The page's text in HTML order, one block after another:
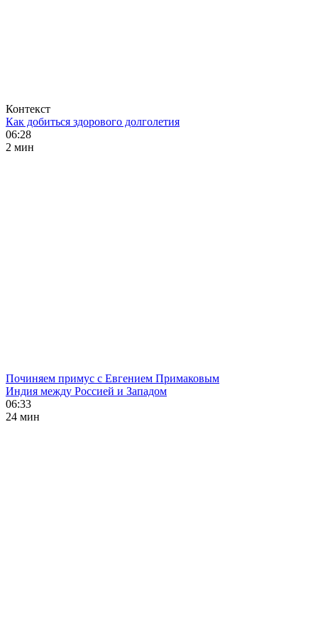
Контекст
Как добиться здорового долголетия
06:28
2 мин
Починяем примус с Евгением Примаковым
Индия между Россией и Западом
06:33
24 мин